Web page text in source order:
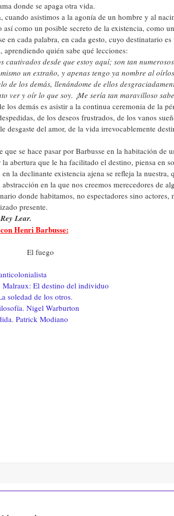
donde se apaga otra vida.
cuando asistimos a la agonía de un hombre y al
así como un posible secreto de la existencia, como
en cada palabra, en cada gesto, cuyo destinatario
quién sabe qué lecciones:
cautivados desde que estoy aquí; son tan
un extraño, y apenas tengo ya nombre al
de los demás, llenándome de ellos
ver y oír lo que soy. ¡Me sería tan maravilloso
los demás es asistir a la continua ceremonia de la
de los deseos frustrados, de los vanos
desgaste del amor, de la vida irrevocablemente
que se hace pasar por Barbusse en la habitación de
abertura que le ha facilitado el destino, piensa en
la declinante existencia ajena se refleja la nuestra,
en la que nos creemos merecedores de
donde habitamos, no espectadores sino actores,
presente.
Lear.
Henri Barbusse:
El fuego
El destino del individuo
soledad de los otros.
Nigel Warburton
Patrick Modiano